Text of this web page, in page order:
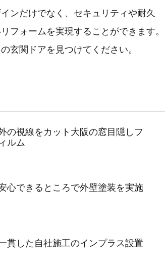
ンだけでなく、セキュリティや耐久
フォームを実現することができます。
玄関ドアを見つけてください。
の視線をカット大阪の窓目隠しフ
ィルム
心できるところで外壁塗装を実施
貫した自社施工のインプラス設置